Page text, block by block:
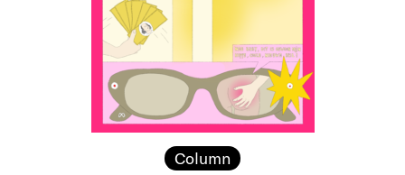
Column